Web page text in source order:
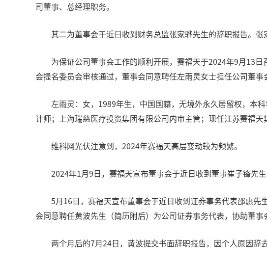
司董事、总经理职务。
其二为董事会于近日收到财务总监张家骅先生的辞职报告。
为保证公司董事会工作的顺利开展，赛福天于2024年9月13
会提名委员会审核通过，董事会同意聘任左雨灵女士担任公司董
左雨灵：女，1989年生，中国国籍，无境外永久居留权，本
计师；上海瑞慈医疗投资集团有限公司内审主管；现任江苏赛福
维科网光伏注意到，2024年赛福天高层变动较为频繁。
2024年1月9日，赛福天宣布董事会于近日收到董事崔子锋先
5月16日，赛福天宣布董事会于近日收到证券事务代表邵惠
会同意聘任黄波先生（简历附后）为公司证券事务代表，协助董
两个月后的7月24日，黄波提交书面辞职报告，因个人原因辞